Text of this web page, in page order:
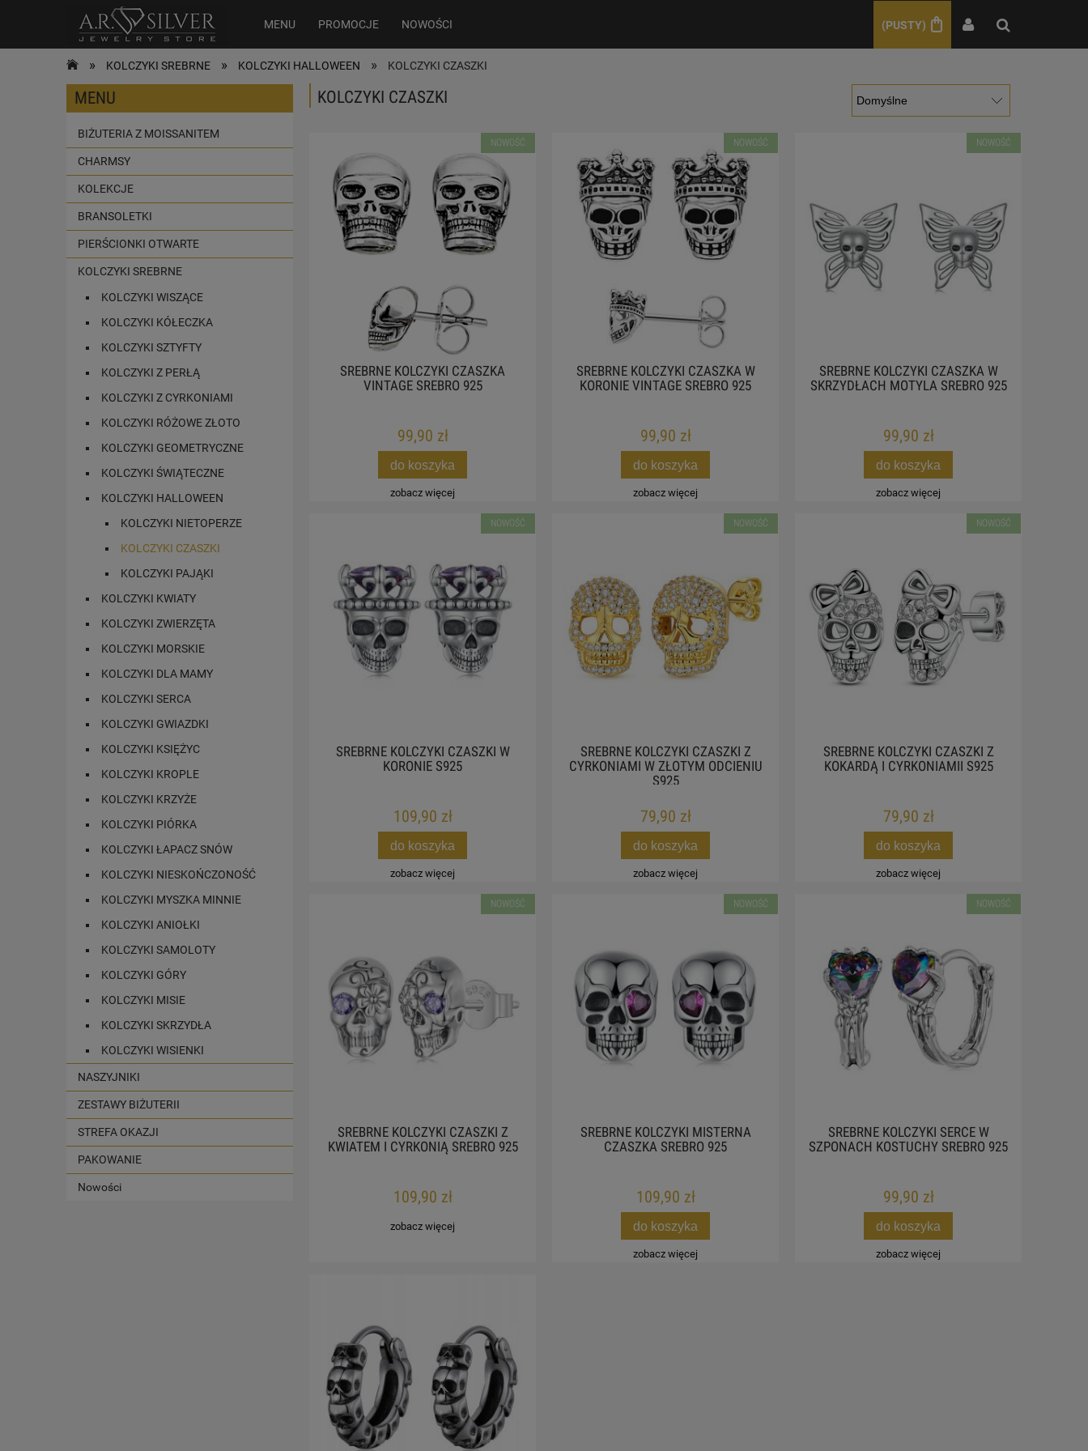
(PUSTY)
MENU PROMOCJE NOWOŚCI
» KOLCZYKI SREBRNE » KOLCZYKI HALLOWEEN » KOLCZYKI CZASZKI
MENU
BIŻUTERIA Z MOISSANITEM
CHARMSY
KOLEKCJE
BRANSOLETKI
PIERŚCIONKI OTWARTE
KOLCZYKI SREBRNE
KOLCZYKI WISZĄCE
KOLCZYKI KÓŁECZKA
KOLCZYKI SZTYFTY
KOLCZYKI Z PERŁĄ
KOLCZYKI Z CYRKONIAMI
KOLCZYKI RÓŻOWE ZŁOTO
KOLCZYKI GEOMETRYCZNE
KOLCZYKI ŚWIĄTECZNE
KOLCZYKI HALLOWEEN
KOLCZYKI NIETOPERZE
KOLCZYKI CZASZKI
KOLCZYKI PAJĄKI
KOLCZYKI KWIATY
KOLCZYKI ZWIERZĘTA
KOLCZYKI MORSKIE
KOLCZYKI DLA MAMY
KOLCZYKI SERCA
KOLCZYKI GWIAZDKI
KOLCZYKI KSIĘŻYC
KOLCZYKI KROPLE
KOLCZYKI KRZYŻE
KOLCZYKI PIÓRKA
KOLCZYKI ŁAPACZ SNÓW
KOLCZYKI NIESKOŃCZONOŚĆ
KOLCZYKI MYSZKA MINNIE
KOLCZYKI ANIOŁKI
KOLCZYKI SAMOLOTY
KOLCZYKI GÓRY
KOLCZYKI MISIE
KOLCZYKI SKRZYDŁA
KOLCZYKI WISIENKI
NASZYJNIKI
ZESTAWY BIŻUTERII
STREFA OKAZJI
PAKOWANIE
Nowości
KOLCZYKI CZASZKI
SREBRNE KOLCZYKI CZASZKA
VINTAGE SREBRO 925
99,90 zł
do koszyka
zobacz więcej
NOWOŚĆ
SREBRNE KOLCZYKI CZASZKA W
KORONIE VINTAGE SREBRO 925
99,90 zł
do koszyka
zobacz więcej
NOWOŚĆ
SREBRNE KOLCZYKI CZASZKA W
SKRZYDŁACH MOTYLA SREBRO 925
99,90 zł
do koszyka
zobacz więcej
NOWOŚĆ
SREBRNE KOLCZYKI CZASZKI W
KORONIE S925
109,90 zł
do koszyka
zobacz więcej
NOWOŚĆ
SREBRNE KOLCZYKI CZASZKI Z
CYRKONIAMI W ZŁOTYM ODCIENIU
S925
79,90 zł
do koszyka
zobacz więcej
NOWOŚĆ
SREBRNE KOLCZYKI CZASZKI Z
KOKARDĄ I CYRKONIAMII S925
79,90 zł
do koszyka
zobacz więcej
NOWOŚĆ
SREBRNE KOLCZYKI CZASZKI Z
KWIATEM I CYRKONIĄ SREBRO 925
109,90 zł
zobacz więcej
NOWOŚĆ
SREBRNE KOLCZYKI MISTERNA
CZASZKA SREBRO 925
109,90 zł
do koszyka
zobacz więcej
NOWOŚĆ
SREBRNE KOLCZYKI SERCE W
SZPONACH KOSTUCHY SREBRO 925
99,90 zł
do koszyka
zobacz więcej
NOWOŚĆ